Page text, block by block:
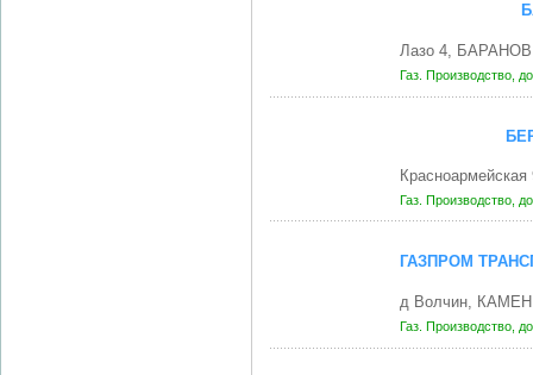
Лазо 4,
Газ. Производство,
Газ. Производство,
ГАЗПРОМ
д Волчин,
Газ. Производство,